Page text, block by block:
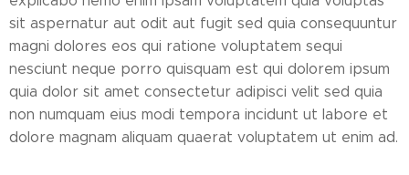
sit aspernatur aut odit aut fugit sed quia consequuntur
magni dolores eos qui ratione voluptatem sequi
nesciunt neque porro quisquam est qui dolorem ipsum
quia dolor sit amet consectetur adipisci velit sed quia
non numquam eius modi tempora incidunt ut labore et
dolore magnam aliquam quaerat voluptatem ut enim ad.